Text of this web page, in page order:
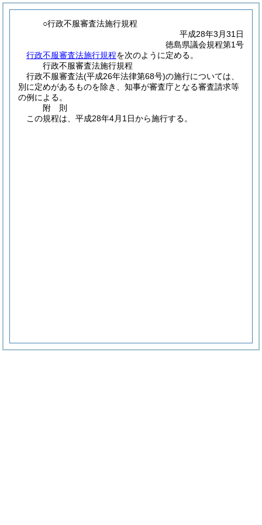
○行政不服審査法施行規程
平成28年3月31日
徳島県議会規程第1号
行政不服審査法施行規程を次のように定める。
行政不服審査法施行規程
行政不服審査法(平成26年法律第68号)の施行については、
別に定めがあるものを除き、知事が審査庁となる審査請求等
の例による。
附 則
この規程は、平成28年4月1日から施行する。